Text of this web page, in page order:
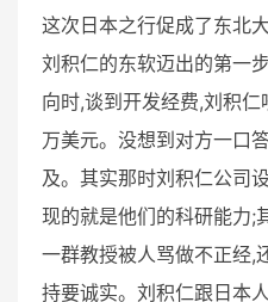
这次日本之行促成了东北
刘积仁的东软迈出的第一
向时,谈到开发经费,刘积
万美元。没想到对方一口
及。其实那时刘积仁公司
现的就是他们的科研能力;
一群教授被人骂做不正经,
持要诚实。刘积仁跟日本